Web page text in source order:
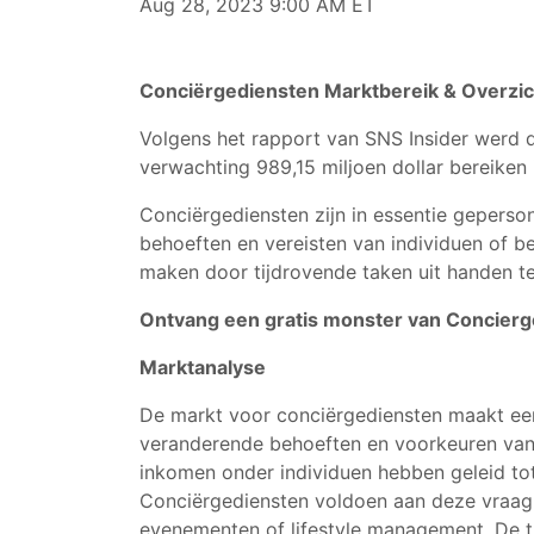
Aug 28, 2023 9:00 AM ET
Conciërgediensten Marktbereik &
Volgens het rapport van SNS Insider werd
verwachting 989,15 miljoen dollar
Conciërgediensten zijn in essentie
behoeften en vereisten van individuen of
maken door tijdrovende taken uit handen
Ontvang een gratis monster van
Marktanalyse
De markt voor conciërgediensten maakt
veranderende behoeften en voorkeuren
inkomen onder individuen hebben geleid
Conciërgediensten voldoen aan deze
evenementen of lifestyle management.